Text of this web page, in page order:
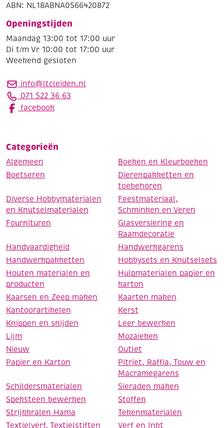
ABN: NL18ABNA0566420872
Openingstijden
Maandag 13:00 tot 17:00 uur
Di t/m Vr 10:00 tot 17:00 uur
Weekend gesloten
info@ltcleiden.nl
071 522 36 63
facebook
Categorieën
Algemeen
Boeken en Kleurboeken
Boetseren
Dierenpakketten en
toebehoren
Diverse Hobbymaterialen
en Knutselmaterialen
Feestmateriaal,
Schminken en Veren
Fournituren
Glasversiering en
Raamdecoratie
Handvaardigheid
Handwerkgarens
Handwerkpakketten
Hobbysets en Knutselsets
Houten materialen en
producten
Hulpmaterialen papier en
karton
Kaarsen en Zeep maken
Kaarten maken
Kantoorartikelen
Kerst
Knippen en snijden
Leer bewerken
Lijm
Mozaieken
Nieuw
Outlet
Papier en Karton
Pitriet, Raffia, Touw en
Macramegarens
Schildersmaterialen
Sieraden maken
Speksteen bewerken
Stoffen
Strijkkralen Hama
Tekenmaterialen
Textielverf, Textielstiften
Verf en Inkt